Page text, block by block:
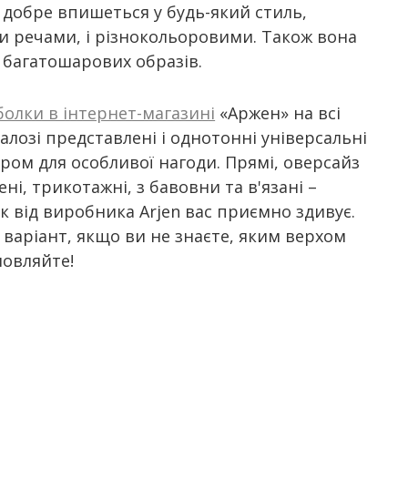
впишеться у будь-який стиль,
речами, і різнокольоровими. Також вона
образів.
в інтернет-магазині «Аржен» на всі
представлені і однотонні універсальні
для особливої нагоди. Прямі, оверсайз
трикотажні, з бавовни та в'язані –
від виробника Arjen вас приємно здивує.
якщо ви не знаєте, яким верхом